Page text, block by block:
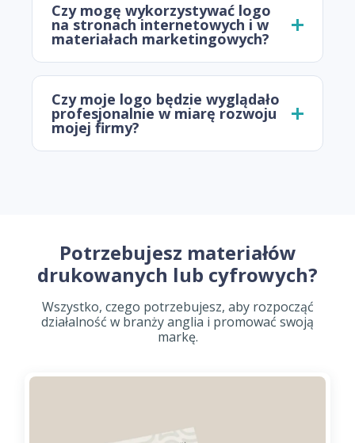
Czy mogę wykorzystywać logo
na stronach internetowych i w
materiałach marketingowych?
Czy moje logo będzie wyglądało
profesjonalnie w miarę rozwoju
mojej firmy?
Potrzebujesz materiałów
drukowanych lub cyfrowych?
Wszystko, czego potrzebujesz, aby rozpocząć
działalność w branży anglia i promować swoją
markę.